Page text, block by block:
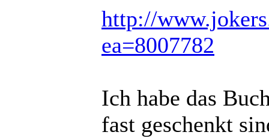
http://
ea=8007782
Ich habe das
fast geschenkt